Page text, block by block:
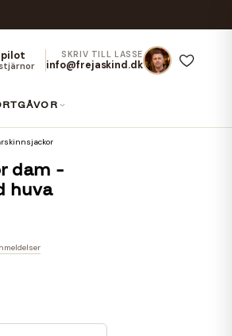
SKRIV TILL LASSE
info@frejaskind.dk
GÅVOR
dam -
huva